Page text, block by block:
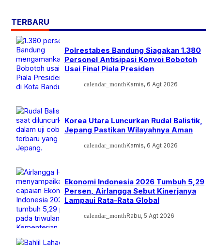
TERBARU
Polrestabes Bandung Siagakan 1.380
Personel Antisipasi Konvoi Bobotoh
Usai Final Piala Presiden
calendar_monthKamis, 6 Agt 2026
Korea Utara Luncurkan Rudal Balistik,
Jepang Pastikan Wilayahnya Aman
calendar_monthKamis, 6 Agt 2026
Ekonomi Indonesia 2026 Tumbuh 5,29
Persen, Airlangga Sebut Kinerjanya
Lampaui Rata-Rata Global
calendar_monthRabu, 5 Agt 2026